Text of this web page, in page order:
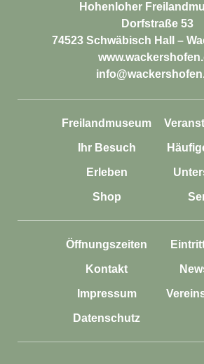
Hohenloher
Dorfstraße 53
74523 Schwäbisch Hall –
Freilandmuseum
Ihr Besuch
Erleben
Shop
Öffnungszeiten
Kontakt
Impressum
Datenschutz